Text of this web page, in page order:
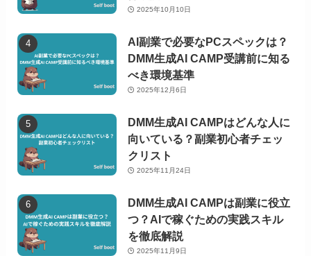
2025年10月10日
AI副業で必要なPCスペックは？
DMM生成AI CAMP受講前に知る
べき環境基準
2025年12月6日
DMM生成AI CAMPはどんな人に
向いている？副業初心者チェッ
クリスト
2025年11月24日
DMM生成AI CAMPは副業に役立
つ？AIで稼ぐための実践スキル
を徹底解説
2025年11月9日